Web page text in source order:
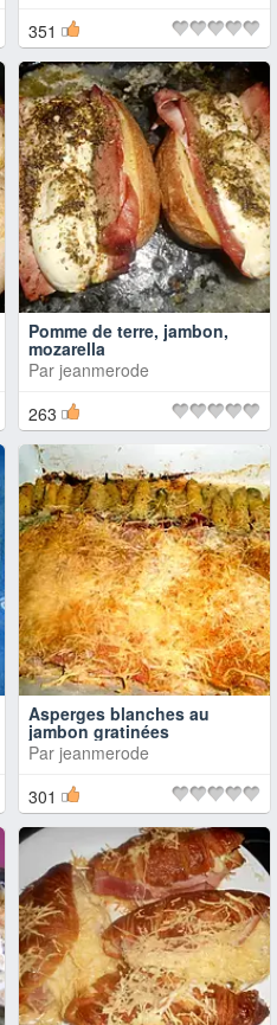
351
Pomme de terre, jambon,
mozarella
Par jeanmerode
263
Asperges blanches au
jambon gratinées
Par jeanmerode
301